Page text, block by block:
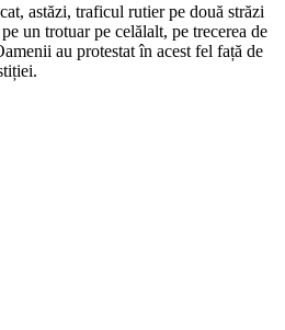
astăzi, traficul rutier pe două străzi
un trotuar pe celălalt, pe trecerea de
au protestat în acest fel față de